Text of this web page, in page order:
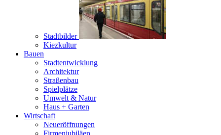
Stadtbilder
Kiezkultur
Bauen
Stadtentwicklung
Architektur
Straßenbau
Spielplätze
Umwelt & Natur
Haus + Garten
Wirtschaft
Neueröffnungen